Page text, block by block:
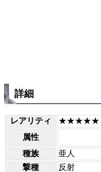
詳細
レアリティ
★★★★★
属性
種族
亜人
撃種
反射